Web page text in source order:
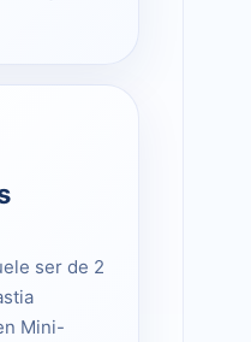
ser de 2
Mini-